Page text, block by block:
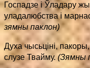
Госпадзе і Ўладару
уладалюбства і
зямны паклон)
Духа чысьціні,
слузе Твайму.(Зямны